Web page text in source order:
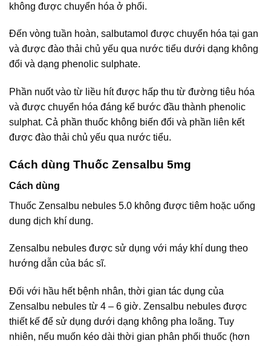
không được chuyển hóa ở phổi.
Đến vòng tuần hoàn, salbutamol được chuyển hóa tại gan
và được đào thải chủ yếu qua nước tiểu dưới dạng không
đổi và dạng phenolic sulphate.
Phần nuốt vào từ liều hít được hấp thu từ đường tiêu hóa
và được chuyển hóa đáng kể bước đầu thành phenolic
sulphat. Cả phần thuốc không biến đổi và phần liên kết
được đào thải chủ yếu qua nước tiểu.
Cách dùng Thuốc Zensalbu 5mg
Cách dùng
Thuốc Zensalbu nebules 5.0 không được tiêm hoặc uống
dung dịch khí dung.
Zensalbu nebules được sử dụng với máy khí dung theo
hướng dẫn của bác sĩ.
Đối với hầu hết bệnh nhân, thời gian tác dụng của
Zensalbu nebules từ 4 – 6 giờ. Zensalbu nebules được
thiết kế để sử dụng dưới dạng không pha loãng. Tuy
nhiên, nếu muốn kéo dài thời gian phân phối thuốc (hơn